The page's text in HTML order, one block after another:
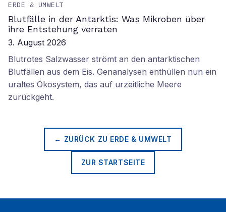
ERDE & UMWELT
Blutfälle in der Antarktis: Was Mikroben über
ihre Entstehung verraten
3. August 2026
Blutrotes Salzwasser strömt an den antarktischen
Blutfällen aus dem Eis. Genanalysen enthüllen nun ein
uraltes Ökosystem, das auf urzeitliche Meere
zurückgeht.
← ZURÜCK ZU ERDE & UMWELT
ZUR STARTSEITE